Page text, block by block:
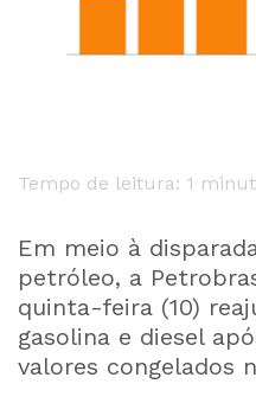
Tempo de leitura: 1
Em meio à
petróleo, a
quinta-feira (10)
gasolina e diesel
valores congelados